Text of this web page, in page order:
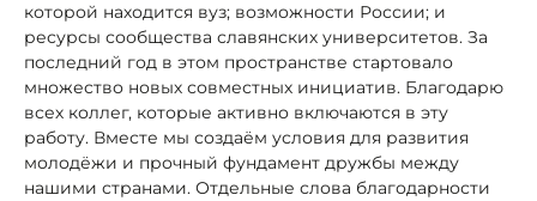
которой находится вуз; возможности России; и
ресурсы сообщества славянских университетов. За
последний год в этом пространстве стартовало
множество новых совместных инициатив. Благодарю
всех коллег, которые активно включаются в эту
работу. Вместе мы создаём условия для развития
молодёжи и прочный фундамент дружбы между
нашими странами. Отдельные слова благодарности